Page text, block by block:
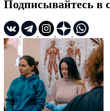
Подписывайтесь в